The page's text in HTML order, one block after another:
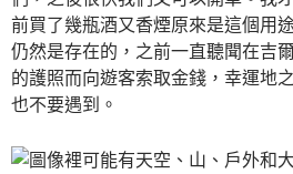
前買了幾瓶酒又香煙原來是這個用
仍然是存在的，之前一直聽聞在吉
的護照而向遊客索取金錢，幸運地
也不要遇到。